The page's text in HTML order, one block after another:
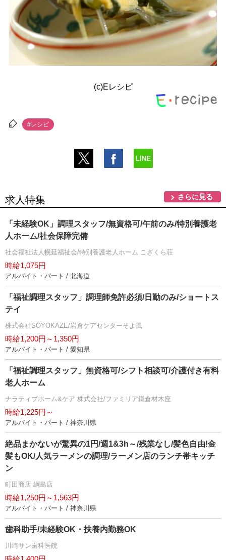
(c)Eレシピ
#レシピ
求人特集 さらに見る
「未経験OK」調理スタッフ/無資格可/午前のみ/特別養護老
人ホーム/社会保障完備
社会福祉法人幌延福祉会/特別養護老人ホーム こざくら荘
時給1,075円
アルバイト・パート / 北海道
「福祉調理スタッフ」調理師免許必須/日勤のみ/ショートス
テイ
株式会社SOYOKAZE/岩倉ケアセンターそよ風
時給1,200円～1,350円
アルバイト・パート / 愛知県
「福祉調理スタッフ」無資格可/シフト相談可/介護付き有料
老人ホーム
ナラティブホーム&ケア 株式会社/ファミリア鎌倉材木座
時給1,225円～
アルバイト・パート / 神奈川県
絶品まかないが驚異の1円/週1&3h～/残業なし/髪色自由!金
髪もOK/人気ラーメンの調理/ラーメン店のランチ帯キッチ
ン
町田商店 綱島店
時給1,250円～1,563円
アルバイト・パート / 神奈川県
歯科助手/未経験OK・扶養内勤務OK
川崎サン歯科医院